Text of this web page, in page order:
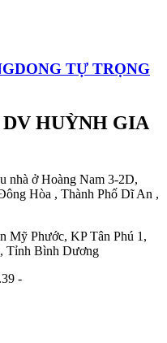
TỰ TRỌNG
HUỲNH GIA
nhà ở Hoàng Nam 3-2D,
Hòa , Thành Phố Dĩ An ,
Mỹ Phước, KP Tân Phú 1,
Tỉnh Bình Dương
-